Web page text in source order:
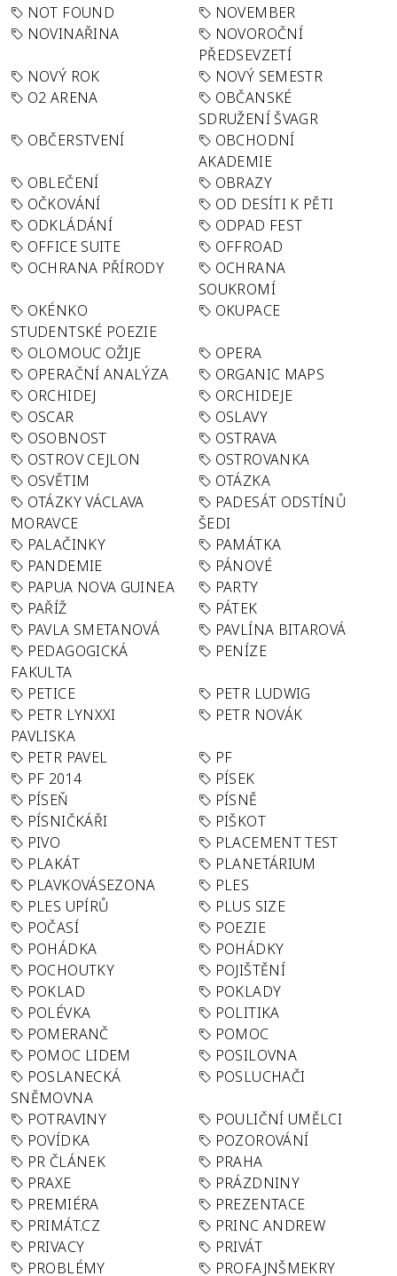
NOT FOUND
NOVEMBER
NOVINAŘINA
NOVOROČNÍ
PŘEDSEVZETÍ
NOVÝ ROK
NOVÝ SEMESTR
O2 ARENA
OBČANSKÉ
SDRUŽENÍ ŠVAGR
OBČERSTVENÍ
OBCHODNÍ
AKADEMIE
OBLEČENÍ
OBRAZY
OČKOVÁNÍ
OD DESÍTI K PĚTI
ODKLÁDÁNÍ
ODPAD FEST
OFFICE SUITE
OFFROAD
OCHRANA PŘÍRODY
OCHRANA
SOUKROMÍ
OKÉNKO
STUDENTSKÉ POEZIE
OKUPACE
OLOMOUC OŽIJE
OPERA
OPERAČNÍ ANALÝZA
ORGANIC MAPS
ORCHIDEJ
ORCHIDEJE
OSCAR
OSLAVY
OSOBNOST
OSTRAVA
OSTROV CEJLON
OSTROVANKA
OSVĚTIM
OTÁZKA
OTÁZKY VÁCLAVA
MORAVCE
PADESÁT ODSTÍNŮ
ŠEDI
PALAČINKY
PAMÁTKA
PANDEMIE
PÁNOVÉ
PAPUA NOVA GUINEA
PARTY
PAŘÍŽ
PÁTEK
PAVLA SMETANOVÁ
PAVLÍNA BITAROVÁ
PEDAGOGICKÁ
FAKULTA
PENÍZE
PETICE
PETR LUDWIG
PETR LYNXXI
PAVLISKA
PETR NOVÁK
PETR PAVEL
PF
PF 2014
PÍSEK
PÍSEŇ
PÍSNĚ
PÍSNIČKÁŘI
PIŠKOT
PIVO
PLACEMENT TEST
PLAKÁT
PLANETÁRIUM
PLAVKOVÁSEZONA
PLES
PLES UPÍRŮ
PLUS SIZE
POČASÍ
POEZIE
POHÁDKA
POHÁDKY
POCHOUTKY
POJIŠTĚNÍ
POKLAD
POKLADY
POLÉVKA
POLITIKA
POMERANČ
POMOC
POMOC LIDEM
POSILOVNA
POSLANECKÁ
SNĚMOVNA
POSLUCHAČI
POTRAVINY
POULIČNÍ UMĚLCI
POVÍDKA
POZOROVÁNÍ
PR ČLÁNEK
PRAHA
PRAXE
PRÁZDNINY
PREMIÉRA
PREZENTACE
PRIMÁT.CZ
PRINC ANDREW
PRIVACY
PRIVÁT
PROBLÉMY
PROFAJNŠMEKRY